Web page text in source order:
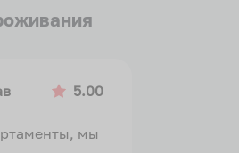
5.00
мы